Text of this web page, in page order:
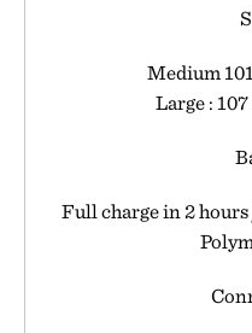
Medium
Large :
Full charge in 2